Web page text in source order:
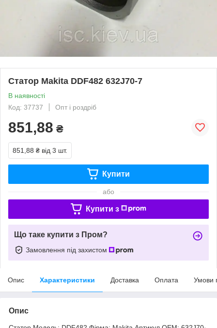
Статор Makita DDF482 632J70-7
В наявності
Код: 37737
Опт і роздріб
851,88 ₴
851,88 ₴ від 3 шт.
Купити
або
Купити з
Що таке купити з Пром?
Замовлення під захистом
Опис Характеристики Доставка Оплата Умови
Опис